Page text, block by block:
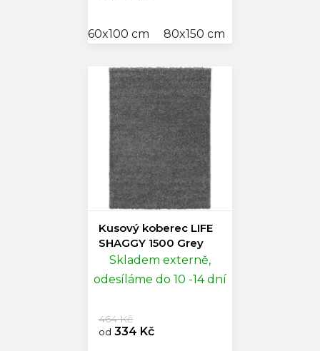
60x100 cm 80x150 cm
Kusový koberec LIFE
SHAGGY 1500 Grey
Skladem externě,
odesíláme do 10 -14 dní
od 334 Kč
464 Kč